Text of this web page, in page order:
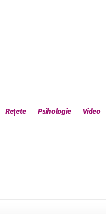
Rețete Psihologie Video